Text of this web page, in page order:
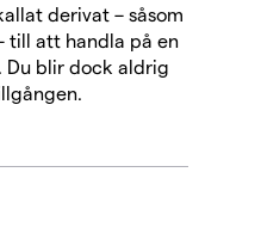
derivat – såsom
till att handla på en
Du blir dock aldrig